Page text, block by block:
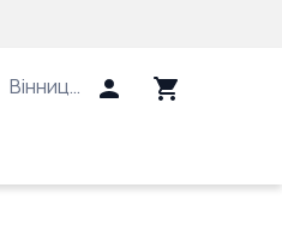
Вінницький район, Вінницька